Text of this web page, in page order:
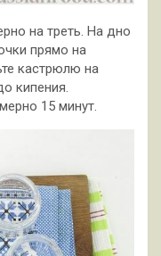
на треть. На дно
прямо на
кастрюлю на
кипения.
15 минут.